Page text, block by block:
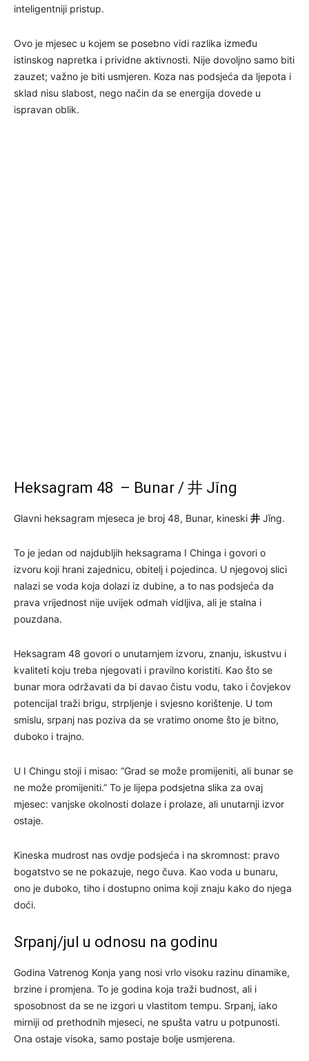
inteligentniji pristup.
Ovo je mjesec u kojem se posebno vidi razlika između
istinskog napretka i prividne aktivnosti. Nije dovoljno samo biti
zauzet; važno je biti usmjeren. Koza nas podsjeća da ljepota i
sklad nisu slabost, nego način da se energija dovede u
ispravan oblik.
Heksagram 48 – Bunar / 井 Jǐng
Glavni heksagram mjeseca je broj 48, Bunar, kineski 井 Jǐng.
To je jedan od najdubljih heksagrama I Chinga i govori o
izvoru koji hrani zajednicu, obitelj i pojedinca. U njegovoj slici
nalazi se voda koja dolazi iz dubine, a to nas podsjeća da
prava vrijednost nije uvijek odmah vidljiva, ali je stalna i
pouzdana.
Heksagram 48 govori o unutarnjem izvoru, znanju, iskustvu i
kvaliteti koju treba njegovati i pravilno koristiti. Kao što se
bunar mora održavati da bi davao čistu vodu, tako i čovjekov
potencijal traži brigu, strpljenje i svjesno korištenje. U tom
smislu, srpanj nas poziva da se vratimo onome što je bitno,
duboko i trajno.
U I Chingu stoji i misao: “Grad se može promijeniti, ali bunar se
ne može promijeniti.” To je lijepa podsjetna slika za ovaj
mjesec: vanjske okolnosti dolaze i prolaze, ali unutarnji izvor
ostaje.
Kineska mudrost nas ovdje podsjeća i na skromnost: pravo
bogatstvo se ne pokazuje, nego čuva. Kao voda u bunaru,
ono je duboko, tiho i dostupno onima koji znaju kako do njega
doći.
Srpanj/jul u odnosu na godinu
Godina Vatrenog Konja yang nosi vrlo visoku razinu dinamike,
brzine i promjena. To je godina koja traži budnost, ali i
sposobnost da se ne izgori u vlastitom tempu. Srpanj, iako
mirniji od prethodnih mjeseci, ne spušta vatru u potpunosti.
Ona ostaje visoka, samo postaje bolje usmjerena.